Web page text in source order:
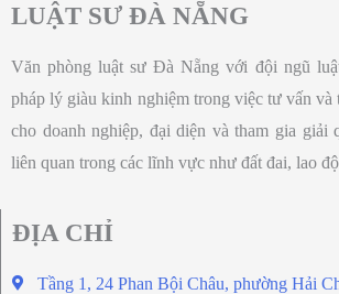
LUẬT SƯ ĐÀ NẴNG
Văn phòng luật sư Đà Nẵng với đội ngũ
pháp lý giàu kinh nghiệm trong việc tư vấn và
cho doanh nghiệp, đại diện và tham gia giải
liên quan trong các lĩnh vực như đất đai, lao
ĐỊA CHỈ
Tầng 1, 24 Phan Bội Châu, phường Hải